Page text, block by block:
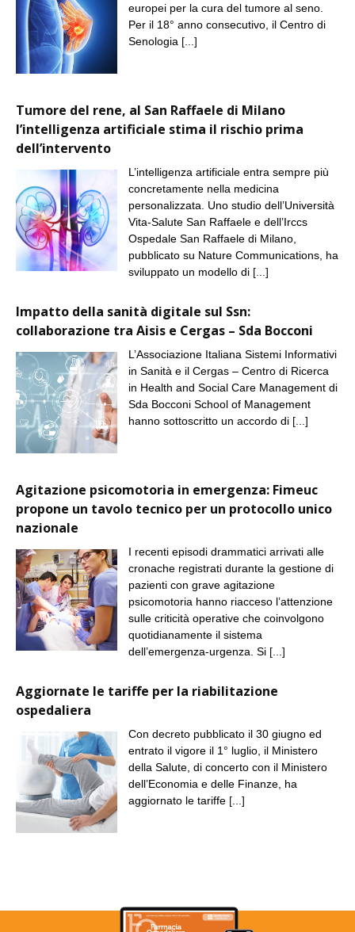
europei per la cura del tumore al seno.
Per il 18° anno consecutivo, il Centro di
Senologia [...]
Tumore del rene, al San Raffaele di Milano
l’intelligenza artificiale stima il rischio prima
dell’intervento
L’intelligenza artificiale entra sempre più
concretamente nella medicina
personalizzata. Uno studio dell’Università
Vita-Salute San Raffaele e dell’Irccs
Ospedale San Raffaele di Milano,
pubblicato su Nature Communications, ha
sviluppato un modello di [...]
Impatto della sanità digitale sul Ssn:
collaborazione tra Aisis e Cergas – Sda Bocconi
L’Associazione Italiana Sistemi Informativi
in Sanità e il Cergas – Centro di Ricerca
in Health and Social Care Management di
Sda Bocconi School of Management
hanno sottoscritto un accordo di [...]
Agitazione psicomotoria in emergenza: Fimeuc
propone un tavolo tecnico per un protocollo unico
nazionale
I recenti episodi drammatici arrivati alle
cronache registrati durante la gestione di
pazienti con grave agitazione
psicomotoria hanno riacceso l’attenzione
sulle criticità operative che coinvolgono
quotidianamente il sistema
dell’emergenza-urgenza. Si [...]
Aggiornate le tariffe per la riabilitazione
ospedaliera
Con decreto pubblicato il 30 giugno ed
entrato il vigore il 1° luglio, il Ministero
della Salute, di concerto con il Ministero
dell’Economia e delle Finanze, ha
aggiornato le tariffe [...]